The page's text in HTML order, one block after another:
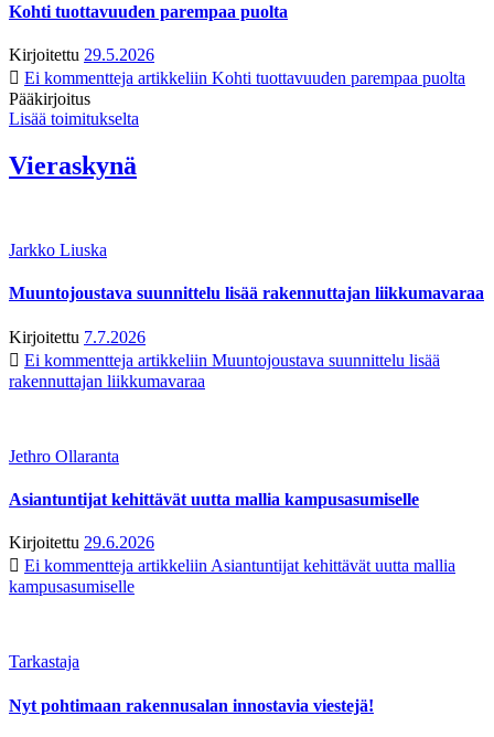
Kohti tuottavuuden parempaa puolta
Kirjoitettu 29.5.2026
Ei kommentteja artikkeliin Kohti tuottavuuden parempaa puolta
Pääkirjoitus
Lisää toimitukselta
Vieraskynä
Jarkko Liuska
Muuntojoustava suunnittelu lisää rakennuttajan liikkumavaraa
Kirjoitettu 7.7.2026
Ei kommentteja artikkeliin Muuntojoustava suunnittelu lisää
rakennuttajan liikkumavaraa
Jethro Ollaranta
Asiantuntijat kehittävät uutta mallia kampusasumiselle
Kirjoitettu 29.6.2026
Ei kommentteja artikkeliin Asiantuntijat kehittävät uutta mallia
kampusasumiselle
Tarkastaja
Nyt pohtimaan rakennusalan innostavia viestejä!